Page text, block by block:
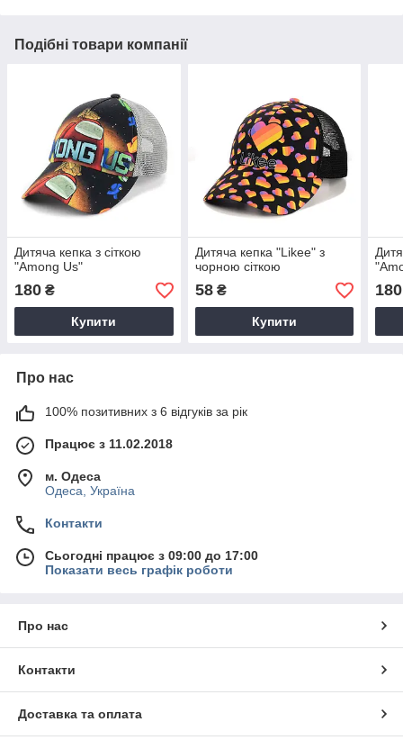
Подібні товари компанії
Дитяча кепка з сіткою
"Among Us"
180 ₴
Купити
Дитяча кепка "Likee" з
чорною сіткою
58₴
Купити
180
Про нас
100% позитивних з 6 відгуків за рік
Працює з 11.02.2018
м. Одеса
Одеса, Україна
Контакти
Сьогодні працює з 09:00 до 17:00
Показати весь графік роботи
Про нас
Контакти
Доставка та оплата